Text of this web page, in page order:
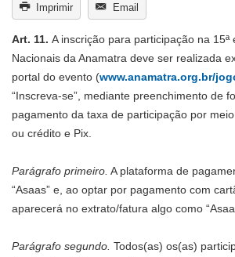
Imprimir Email
Art. 11. A inscrição para participação na 15ª
Nacionais da Anamatra deve ser realizada
portal do evento (www.anamatra.org.br/
“Inscreva-se”, mediante preenchimento de
pagamento da taxa de participação por
ou crédito e Pix.
Parágrafo primeiro. A plataforma de
“Asaas” e, ao optar por pagamento com
aparecerá no extrato/fatura algo como
Parágrafo segundo. Todos(as) os(as)